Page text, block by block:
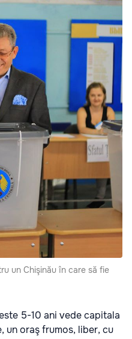
un Chişinău în care să fie
5-10 ani vede capitala
un oraş frumos, liber, cu